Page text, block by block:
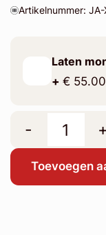
Artikelnummer: JA-
Laten
+ € 55.00
- +
Toevoegen